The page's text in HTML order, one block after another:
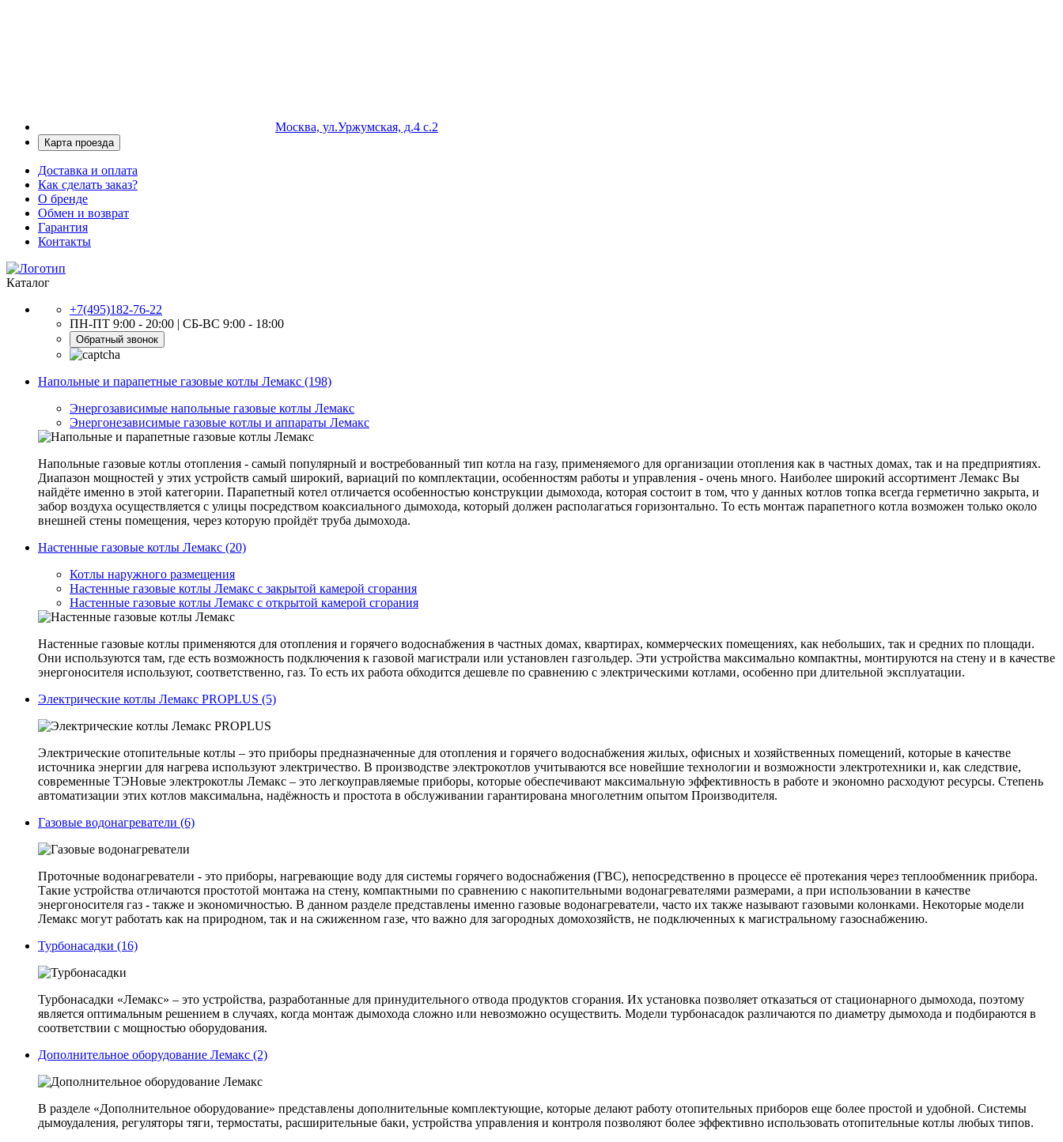
Москва, ул.Уржумская, д.4 с.2
Карта проезда
Доставка и оплата
Как сделать заказ?
О бренде
Обмен и возврат
Гарантия
Контакты
Каталог
+7(495)182-76-22
ПН-ПТ 9:00 - 20:00 | СБ-ВС 9:00 - 18:00
Обратный звонок
Напольные и парапетные газовые котлы Лемакс (198)
Энергозависимые напольные газовые котлы Лемакс
Энергонезависимые газовые котлы и аппараты Лемакс
Напольные газовые котлы отопления - самый популярный и востребованный тип котла на газу, применяемого для организации отопления как в частных домах, так и на предприятиях.
Диапазон мощностей у этих устройств самый широкий, вариаций по комплектации, особенностям работы и управления - очень много. Наиболее широкий ассортимент Лемакс Вы
найдёте именно в этой категории. Парапетный котел отличается особенностью конструкции дымохода, которая состоит в том, что у данных котлов топка всегда герметично закрыта, и
забор воздуха осуществляется с улицы посредством коаксиального дымохода, который должен располагаться горизонтально. То есть монтаж парапетного котла возможен только около
внешней стены помещения, через которую пройдёт труба дымохода.
Настенные газовые котлы Лемакс (20)
Котлы наружного размещения
Настенные газовые котлы Лемакс с закрытой камерой сгорания
Настенные газовые котлы Лемакс с открытой камерой сгорания
Настенные газовые котлы применяются для отопления и горячего водоснабжения в частных домах, квартирах, коммерческих помещениях, как небольших, так и средних по площади.
Они используются там, где есть возможность подключения к газовой магистрали или установлен газгольдер. Эти устройства максимально компактны, монтируются на стену и в качестве
энергоносителя используют, соответственно, газ. То есть их работа обходится дешевле по сравнению с электрическими котлами, особенно при длительной эксплуатации.
Электрические котлы Лемакс PROPLUS (5)
Электрические отопительные котлы – это приборы предназначенные для отопления и горячего водоснабжения жилых, офисных и хозяйственных помещений, которые в качестве
источника энергии для нагрева используют электричество. В производстве электрокотлов учитываются все новейшие технологии и возможности электротехники и, как следствие,
современные ТЭНовые электрокотлы Лемакс – это легкоуправляемые приборы, которые обеспечивают максимальную эффективность в работе и экономно расходуют ресурсы. Степень
автоматизации этих котлов максимальна, надёжность и простота в обслуживании гарантирована многолетним опытом Производителя.
Газовые водонагреватели (6)
Проточные водонагреватели - это приборы, нагревающие воду для системы горячего водоснабжения (ГВС), непосредственно в процессе её протекания через теплообменник прибора.
Такие устройства отличаются простотой монтажа на стену, компактными по сравнению с накопительными водонагревателями размерами, а при использовании в качестве
энергоносителя газ - также и экономичностью. В данном разделе представлены именно газовые водонагреватели, часто их также называют газовыми колонками. Некоторые модели
Лемакс могут работать как на природном, так и на сжиженном газе, что важно для загородных домохозяйств, не подключенных к магистральному газоснабжению.
Турбонасадки (16)
Турбонасадки «Лемакс» – это устройства, разработанные для принудительного отвода продуктов сгорания. Их установка позволяет отказаться от стационарного дымохода, поэтому
является оптимальным решением в случаях, когда монтаж дымохода сложно или невозможно осуществить. Модели турбонасадок различаются по диаметру дымохода и подбираются в
соответствии с мощностью оборудования.
Дополнительное оборудование Лемакс (2)
В разделе «Дополнительное оборудование» представлены дополнительные комплектующие, которые делают работу отопительных приборов еще более простой и удобной. Системы
дымоудаления, регуляторы тяги, термостаты, расширительные баки, устройства управления и контроля позволяют более эффективно использовать отопительные котлы любых типов.